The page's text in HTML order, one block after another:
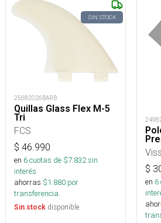
SIN STOCK
25682026BARB
Quillas Glass Flex M-5
Tri
FCS
$ 46.990
en 6cuotas de $7.832sin
interés
ahorras $1.880 por
transferencia.
Sin stock disponible
$
en 6